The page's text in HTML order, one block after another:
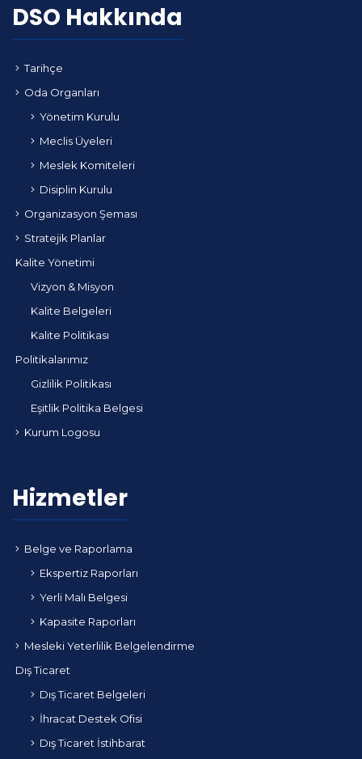
DSO Hakkında
Tarihçe
Oda Organları
Yönetim Kurulu
Meclis Üyeleri
Meslek Komiteleri
Disiplin Kurulu
Organizasyon Şeması
Stratejik Planlar
Kalite Yönetimi
Vizyon & Misyon
Kalite Belgeleri
Kalite Politikası
Politikalarımız
Gizlilik Politikası
Eşitlik Politika Belgesi
Kurum Logosu
Hizmetler
Belge ve Raporlama
Ekspertiz Raporları
Yerli Malı Belgesi
Kapasite Raporları
Mesleki Yeterlilik Belgelendirme
Dış Ticaret
Dış Ticaret Belgeleri
İhracat Destek Ofisi
Dış Ticaret İstihbarat